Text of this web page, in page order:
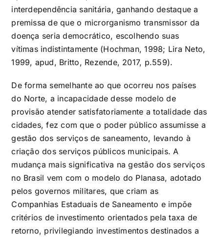
interdependência sanitária, ganhando destaque a
premissa de que o microrganismo transmissor da
doença seria democrático, escolhendo suas
vítimas indistintamente (Hochman, 1998; Lira Neto,
1999, apud, Britto, Rezende, 2017, p.559).
De forma semelhante ao que ocorreu nos países
do Norte, a incapacidade desse modelo de
provisão atender satisfatoriamente a totalidade das
cidades, fez com que o poder público assumisse a
gestão dos serviços de saneamento, levando à
criação dos serviços públicos municipais. A
mudança mais significativa na gestão dos serviços
no Brasil vem com o modelo do Planasa, adotado
pelos governos militares, que criam as
Companhias Estaduais de Saneamento e impõe
critérios de investimento orientados pela taxa de
retorno, privilegiando investimentos destinados a